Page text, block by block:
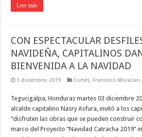
Leer más
CON ESPECTACULAR
NAVIDEÑA, CAPITALINOS
BIENVENIDA A LA NAVIDAD
3 diciembre, 2019 Cortés, Francisco Morazán,
Tegucigalpa, Honduras martes 03 diciembre
alcalde capitalino Nasry Asfura, invitó a los
“disfruten las obras que se pueden construir
marco del Proyecto “Navidad Catracha 2019”